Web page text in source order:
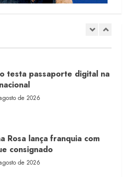
de 2026
testa passaporte digital na
de 2026
Rosa lança franquia com
consignado
de 2026